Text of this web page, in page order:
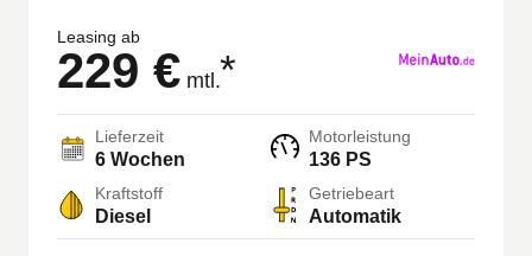
Leasing ab
229 € mtl.*
Lieferzeit
6 Wochen
Motorleistung
136 PS
Kraftstoff
Diesel
Getriebeart
Automatik